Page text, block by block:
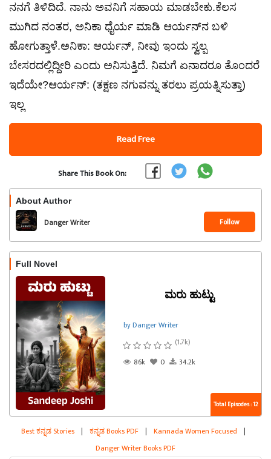
ನನಗೆ ತಿಳಿದಿದೆ. ನಾನು ಅವನಿಗೆ ಸಹಾಯ ಮಾಡಬೇಕು.ಕೆಲಸ
ಮುಗಿದ ನಂತರ, ಅನಿಕಾ ಧೈರ್ಯ ಮಾಡಿ ಆರ್ಯನ್‌ನ ಬಳಿ
ಹೋಗುತ್ತಾಳೆ.ಅನಿಕಾ: ಆರ್ಯನ್, ನೀವು ಇಂದು ಸ್ವಲ್ಪ
ಬೇಸರದಲ್ಲಿದ್ದೀರಿ ಎಂದು ಅನಿಸುತ್ತಿದೆ. ನಿಮಗೆ ಏನಾದರೂ ತೊಂದರೆ
ಇದೆಯೇ?ಆರ್ಯನ್: (ತಕ್ಷಣ ನಗುವನ್ನು ತರಲು ಪ್ರಯತ್ನಿಸುತ್ತಾ)
ಇಲ್ಲ
Read Free
Share This Book On:
About Author
Danger Writer Follow
Full Novel
ಮರು ಹುಟ್ಟು
by Danger Writer
(1.7k)
86k
0 34.2k
Total Episodes : 12
Best ಕನ್ನಡ Stories | ಕನ್ನಡ Books PDF | Kannada Women Focused |
Danger Writer Books PDF